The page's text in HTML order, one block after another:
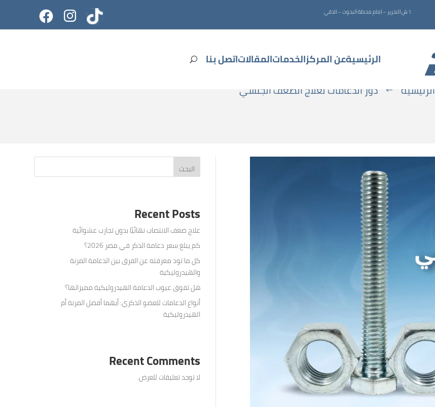
٦ ش التحرير – امام محطة البحوث – الدقي
الرئيسيةعن المركزالخدماتالمقالاتاتصل بنا U دور الدعامات لعلاج الضعف الجنسي
الرئيسية # دور الدعامات لعلاج الضعف الجنسي
البحث
Recent Posts
علاج ضعف الانتصاب نهائيًا بدون تجارب عشوائية
كم يبلغ سعر دعامة الذكر في مصر 2026؟
كل ما تود معرفته عن الفرق بين الدعامة المرنة
والهيدروليكية
هل تفوق عيوب الدعامة الهيدروليكية مميزاتها؟
أنواع الدعامات للعضو الذكري: أيهما أفضل المرنة أم
الهيدروليكية
Recent Comments
لا توجد تعليقات للعرض.